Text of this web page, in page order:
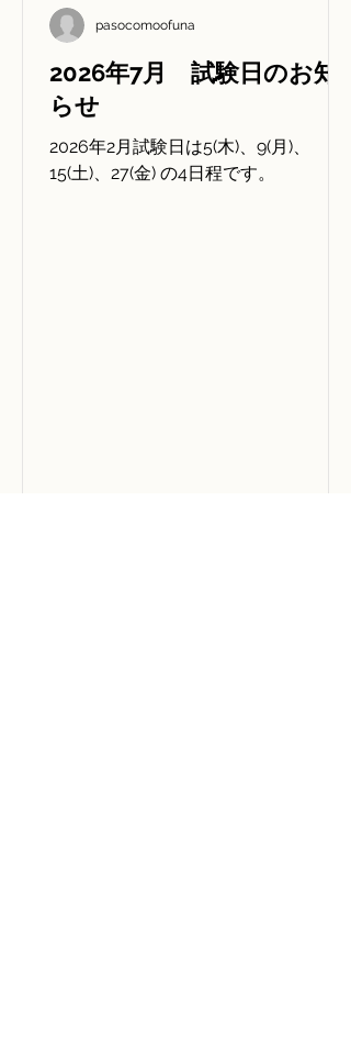
2026年7月 試験日のお知
らせ
2026年2月試験日は5(木)、9(月)、
15(土)、27(金) の4日程です。
pasocomoofuna